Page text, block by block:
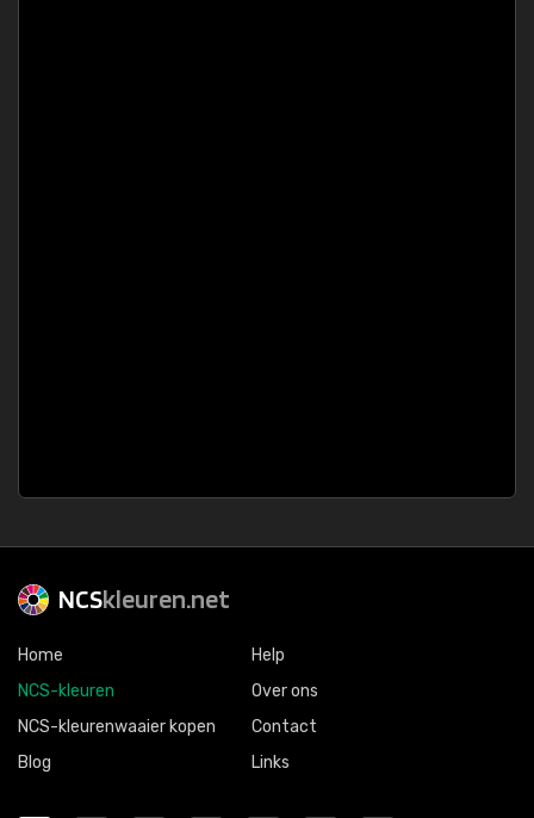
NCSkleuren.net
Home
NCS-kleuren
NCS-kleurenwaaier kopen
Blog
Help
Over ons
Contact
Links